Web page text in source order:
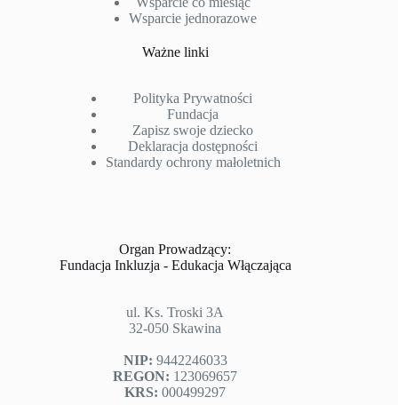
Wsparcie jednorazowe
Ważne linki
Polityka Prywatności
Fundacja
Zapisz swoje dziecko
Deklaracja dostępności
Standardy ochrony małoletnich
Organ Prowadzący:
Fundacja Inkluzja - Edukacja Włączająca
ul. Ks. Troski 3A
32-050 Skawina
NIP: 9442246033
REGON: 123069657
KRS: 000499297